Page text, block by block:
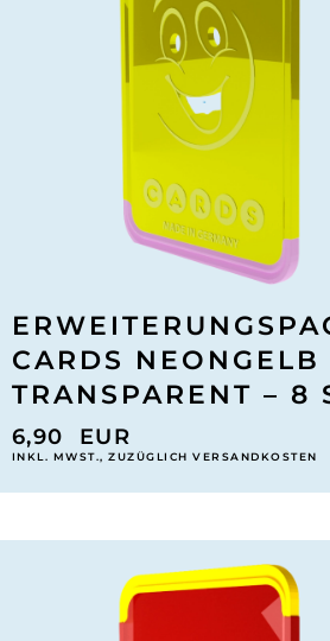
CARDS NEONGELB
TRANSPARENT – 8
6,90 EUR
INKL. MWST., ZUZÜGLICH VERSANDKOSTEN